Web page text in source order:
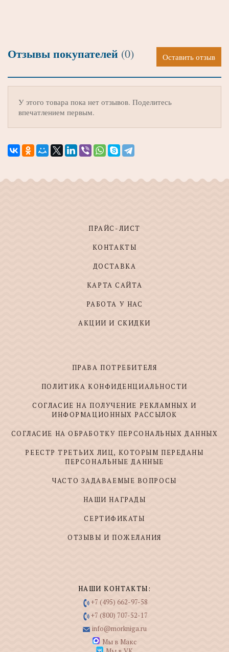
Отзывы покупателей (0) Оставить отзыв
У этого товара пока нет отзывов. Поделитесь
впечатлением первым.
ПРАЙС-ЛИСТ
КОНТАКТЫ
ДОСТАВКА
КАРТА САЙТА
РАБОТА У НАС
АКЦИИ И СКИДКИ
ПРАВА ПОТРЕБИТЕЛЯ
ПОЛИТИКА КОНФИДЕНЦИАЛЬНОСТИ
СОГЛАСИЕ НА ПОЛУЧЕНИЕ РЕКЛАМНЫХ И
ИНФОРМАЦИОННЫХ РАССЫЛОК
СОГЛАСИЕ НА ОБРАБОТКУ ПЕРСОНАЛЬНЫХ ДАННЫХ
РЕЕСТР ТРЕТЬИХ ЛИЦ, КОТОРЫМ ПЕРЕДАНЫ
ПЕРСОНАЛЬНЫЕ ДАННЫЕ
ЧАСТО ЗАДАВАЕМЫЕ ВОПРОСЫ
НАШИ НАГРАДЫ
СЕРТИФИКАТЫ
ОТЗЫВЫ И ПОЖЕЛАНИЯ
НАШИ КОНТАКТЫ:
+7 (495) 662-97-58
+7 (800) 707-52-17
info@morkniga.ru
Мы в Макс